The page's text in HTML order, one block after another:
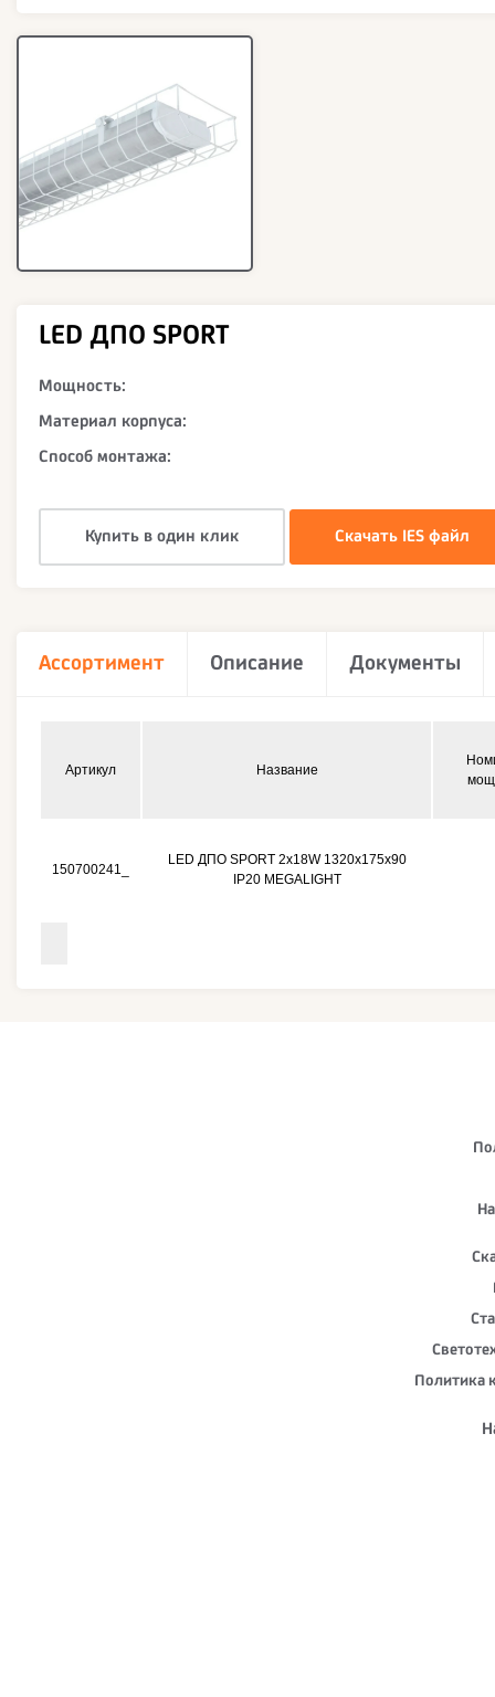
LED ДПО SPORT
Мощность:
Материал корпуса:
Способ монтажа:
Купить в один клик Скачать IES файл
Ассортимент Описание Документы
Артикул Название
150700241_
LED ДПО SPORT 2х18W 1320x175x90
IP20 MEGALIGHT
Политика